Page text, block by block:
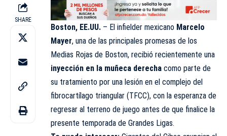
SHARE
Boston, EE.UU. – El infielder mexicano Marcelo
Mayer, una de las principales promesas de los
Medias Rojas de Boston, recibió recientemente una
inyección en la muñeca derecha como parte de
su tratamiento por una lesión en el complejo del
fibrocartílago triangular (TFCC), con la esperanza de
regresar al terreno de juego antes de que finalice la
presente temporada de Grandes Ligas.